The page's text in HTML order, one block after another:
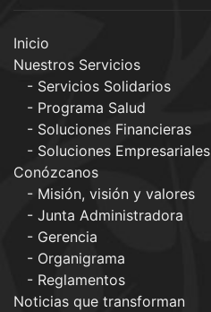
Inicio
Nuestros Servicios
Servicios Solidarios
Programa Salud
Soluciones Financieras
Soluciones Empresariales
Conózcanos
Misión, visión y valores
Junta Administradora
Gerencia
Organigrama
Reglamentos
Noticias que transforman